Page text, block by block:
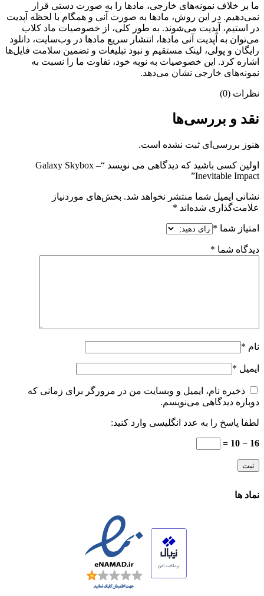
ما بر خلاف نمونه‌های خارجی، مادها را به صورت دستی قرار
نمی‌دهیم. در این روش، مادها به صورت آنی و همگام با لحظه آپدیت
در استیم، آپدیت می‌شوند. به طور کلی، از خصوصیات ماد کلاب
می‌‌توان به آپدیت آنی مادها، انتشار سریع مادها در وب‌سایت، دانلود
رایگان و پولی، لینک مستقیم و نبود تبلیغات و تضمین سلامت فایل‌ها
اشاره کرد. این خصوصیات به نوبه خود، تفاوت ما را نسبت به
نمونه‌های خارجی نشان می‌دهد.
نظرات (0)
نقد و بررسی‌ها
هنوز بررسی‌ای ثبت نشده است.
اولین کسی باشید که دیدگاهی می نویسد “Galaxy Skybox –
Inevitable Impact”
نشانی ایمیل شما منتشر نخواهد شد. بخش‌های موردنیاز
علامت‌گذاری شده‌اند *
امتیاز شما *
دیدگاه شما *
نام *
ایمیل *
ذخیره نام، ایمیل و وبسایت من در مرورگر برای زمانی که
دوباره دیدگاهی می‌نویسم.
لطفا پاسخ را به عدد انگلیسی وارد کنید:
16 − 10 =
نماد ها